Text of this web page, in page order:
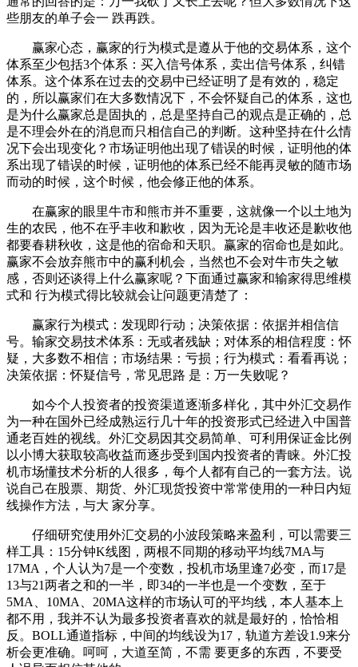
些朋友的单子会一 跌再跌。
赢家心态，赢家的行为模式是遵从于他的交易体系，这个
体系至少包括3个体系：买入信号体系，卖出信号体系，纠错
体系。这个体系在过去的交易中已经证明了是有效的，稳定
的，所以赢家们在大多数情况下，不会怀疑自己的体系，这也
是为什么赢家总是固执的，总是坚持自己的观点是正确的，总
是不理会外在的消息而只相信自己的判断。这种坚持在什么情
况下会出现变化？市场证明他出现了错误的时候，证明他的体
系出现了错误的时候，证明他的体系已经不能再灵敏的随市场
而动的时候，这个时候，他会修正他的体系。
在赢家的眼里牛市和熊市并不重要，这就像一个以土地为
生的农民，他不在乎丰收和歉收，因为无论是丰收还是歉收他
都要春耕秋收，这是他的宿命和天职。赢家的宿命也是如此。
赢家不会放弃熊市中的赢利机会，当然也不会对牛市失之敏
感，否则还谈得上什么赢家呢？下面通过赢家和输家得思维模
式和 行为模式得比较就会让问题更清楚了：
赢家行为模式：发现即行动；决策依据：依据并相信信
号。输家交易技术体系：无或者残缺；对体系的相信程度：怀
疑，大多数不相信；市场结果：亏损；行为模式：看看再说；
决策依据：怀疑信号，常见思路 是：万一失败呢？
如今个人投资者的投资渠道逐渐多样化，其中外汇交易作
为一种在国外已经成熟运行几十年的投资形式已经进入中国普
通老百姓的视线。外汇交易因其交易简单、可利用保证金比例
以小博大获取较高收益而逐步受到国内投资者的青睐。外汇投
机市场懂技术分析的人很多，每个人都有自己的一套方法。说
说自己在股票、期货、外汇现货投资中常常使用的一种日内短
线操作方法，与大 家分享。
仔细研究使用外汇交易的小波段策略来盈利，可以需要三
样工具：15分钟K线图，两根不同期的移动平均线7MA与
17MA，个人认为7是一个变数，投机市场里逢7必变，而17是
13与21两者之和的一半，即34的一半也是一个变数，至于
5MA、10MA、20MA这样的市场认可的平均线，本人基本上
都不用，我并不认为最多投资者喜欢的就是最好的，恰恰相
反。BOLL通道指标，中间的均线设为17，轨道方差设1.9来分
析会更准确。呵呵，大道至简，不需 要更多的东西，不要受